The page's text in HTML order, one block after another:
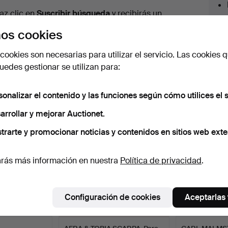
clic enSuscribir búsqueday recibirás un
archivo que coinciden con tu
cookies
son necesarias para utilizar el servicio. Las cookies
gestionar se utilizan para:
el contenido y las funciones según cómo utilices el
y mejorar Auctionet.
y promocionar noticias y contenidos en sitios web
más información en nuestra Política de privacidad.
Configuración de cookies Aceptarlas